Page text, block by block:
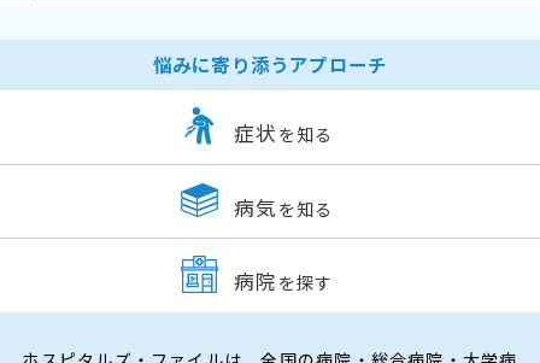
悩みに寄り添うアプローチ
症状 を知る
病気 を知る
病院 を探す